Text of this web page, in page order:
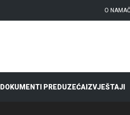
O NAMA
DOKUMENTI PREDUZEĆAIZVJEŠTAJI